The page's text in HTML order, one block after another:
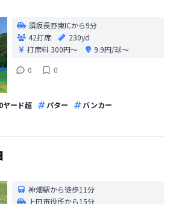
須坂長野東ICから9分
42打席
230yd
打席料300円〜
9.9円/球〜
0
0
ヤード超 パター
バンカー
神畑駅から徒歩11分
上田市役所から15分